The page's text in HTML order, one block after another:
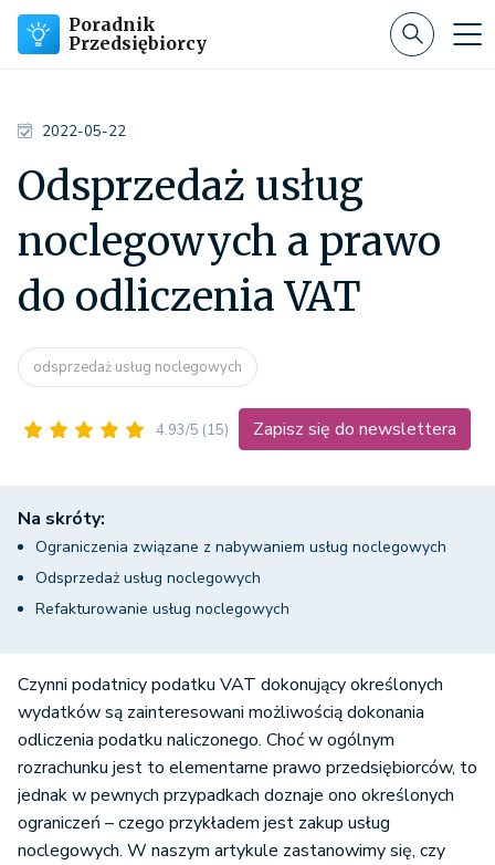
Poradnik
Przedsiębiorcy
2022-05-22
Odsprzedaż usług
noclegowych a prawo
do odliczenia VAT
odsprzedaż usług noclegowych
4.93/5 (15) Zapisz się do newslettera
Na skróty:
Ograniczenia związane z nabywaniem usług noclegowych
Odsprzedaż usług noclegowych
Refakturowanie usług noclegowych
Czynni podatnicy podatku VAT dokonujący określonych
wydatków są zainteresowani możliwością dokonania
odliczenia podatku naliczonego. Choć w ogólnym
rozrachunku jest to elementarne prawo przedsiębiorców, to
jednak w pewnych przypadkach doznaje ono określonych
ograniczeń – czego przykładem jest zakup usług
noclegowych. W naszym artykule zastanowimy się, czy